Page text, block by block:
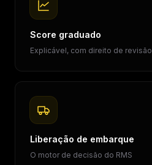
Score graduado
Explicável, com direito de revisão
Liberação de embarque
O motor de decisão do RMS